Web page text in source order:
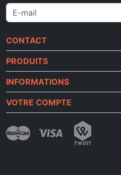
CONTACT
PRODUITS
INFORMATIONS
VOTRE COMPTE